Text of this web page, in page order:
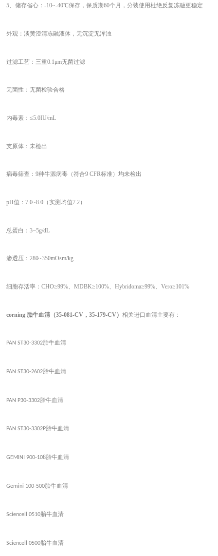
5、储存省心：-10~-40℃保存，保质期60个月，分装使用杜绝反复冻融更稳定
外观：淡黄澄清冻融液体，无沉淀无浑浊
过滤工艺：三重0.1μm无菌过滤
无菌性：无菌检验合格
内毒素：≤5.0IU/mL
支原体：未检出
病毒筛查：9种牛源病毒（符合9 CFR标准）均未检出
pH值：7.0~8.0（实测均值7.2）
总蛋白：3~5g/dL
渗透压：280~350mOsm/kg
细胞存活率：CHO≥99%、MDBK≥100%、Hybridoma≥99%、Vero≥101%
corning 胎牛血清（35-081-CV，35-179-CV）相关进口血清主要有：
PAN ST30-3302胎牛血清
PAN ST30-2602胎牛血清
PAN P30-3302胎牛血清
PAN ST30-3302P胎牛血清
GEMINI 900-108胎牛血清
Gemini 100-500胎牛血清
Sciencell 0510胎牛血清
Sciencell 0500胎牛血清